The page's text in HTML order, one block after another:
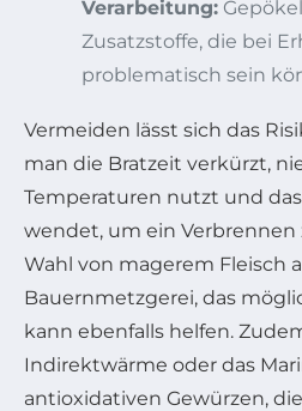
Verarbeitung:
Zusatzstoffe, die bei
problematisch sein
Vermeiden lässt sich das
man die Bratzeit verkürzt,
Temperaturen nutzt und
wendet, um ein Verbrennen
Wahl von magerem Fleisch
Bauernmetzgerei, das
kann ebenfalls helfen.
Indirektwärme oder das
antioxidativen Gewürzen,